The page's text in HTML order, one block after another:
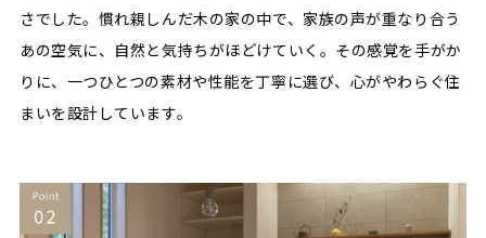
さでした。慣れ親しんだ木の家の中で、家族の声が重なり合う
あの空気に、自然と気持ちがほどけていく。その感覚を手がか
りに、一つひとつの素材や性能を丁寧に選び、心がやわらぐ住
まいを設計しています。